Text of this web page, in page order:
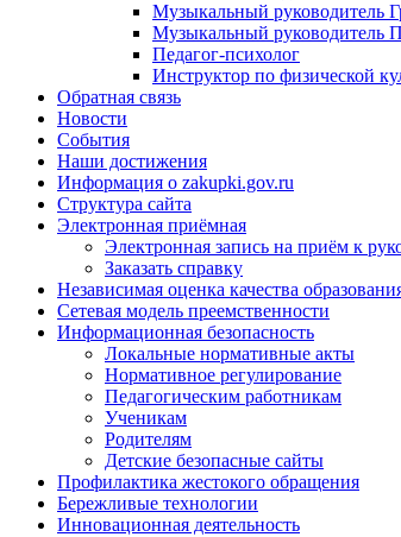
Музыкальный руководитель
Музыкальный руководитель
Педагог-психолог
Инструктор по физической
Обратная связь
Новости
События
Наши достижения
Информация о zakupki.gov.ru
Структура сайта
Электронная приёмная
Электронная запись на приём к
Заказать справку
Независимая оценка качества
Сетевая модель преемственности
Информационная безопасность
Локальные нормативные акты
Нормативное регулирование
Педагогическим работникам
Ученикам
Родителям
Детские безопасные сайты
Профилактика жестокого обращения
Бережливые технологии
Инновационная деятельность